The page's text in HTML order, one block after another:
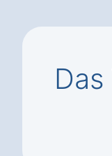
Das